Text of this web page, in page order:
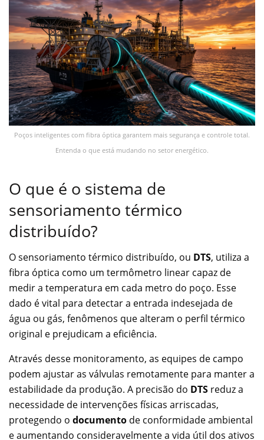
Poços inteligentes com fibra óptica garantem mais segurança e controle total.
Entenda o que está mudando no setor energético.
O que é o sistema de
sensoriamento térmico
distribuído?
O sensoriamento térmico distribuído, ou DTS, utiliza a
fibra óptica como um termômetro linear capaz de
medir a temperatura em cada metro do poço. Esse
dado é vital para detectar a entrada indesejada de
água ou gás, fenômenos que alteram o perfil térmico
original e prejudicam a eficiência.
Através desse monitoramento, as equipes de campo
podem ajustar as válvulas remotamente para manter a
estabilidade da produção. A precisão do DTS reduz a
necessidade de intervenções físicas arriscadas,
protegendo o documento de conformidade ambiental
e aumentando consideravelmente a vida útil dos ativos